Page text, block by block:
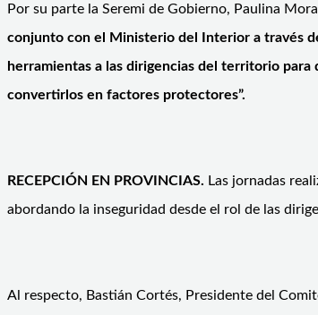
Por su parte la Seremi de Gobierno, Paulina
conjunto con el Ministerio del Interior a través
herramientas a las dirigencias del territorio
convertirlos en factores protectores”.
RECEPCIÓN EN PROVINCIAS. Las jornadas
abordando la inseguridad desde el rol de las
Al respecto, Bastián Cortés, Presidente del